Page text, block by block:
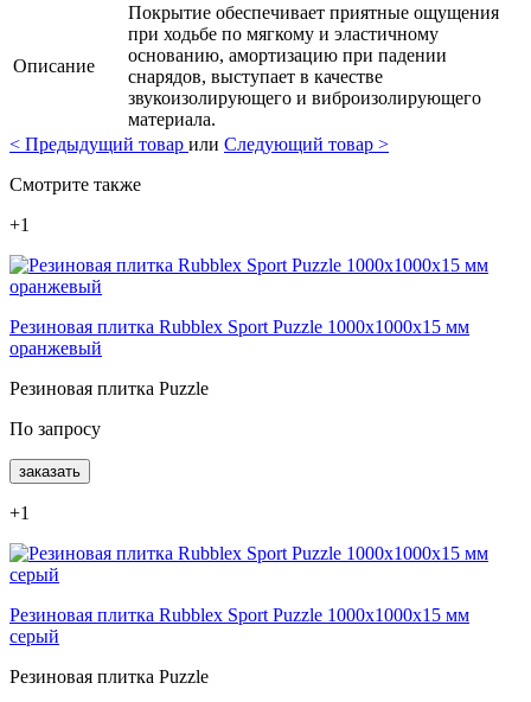
Описание
Покрытие обеспечивает приятные ощущения
при ходьбе по мягкому и эластичному
основанию, амортизацию при падении
снарядов, выступает в качестве
звукоизолирующего и виброизолирующего
материала.
< Предыдущий товар или Следующий товар >
Смотрите также
+1
Резиновая плитка Rubblex Sport Puzzle 1000x1000x15 мм
оранжевый
Резиновая плитка Puzzle
По запросу
заказать
+1
Резиновая плитка Rubblex Sport Puzzle 1000x1000x15 мм
серый
Резиновая плитка Puzzle